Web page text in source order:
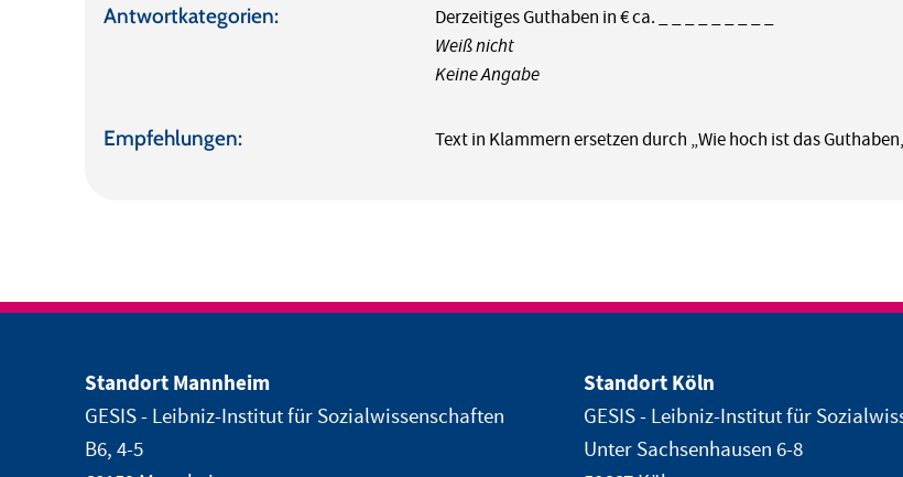
Antwortkategorien: Derzeitiges Guthaben in € ca. _ _ _ _ _ _ _ _ _
Weiß nicht
Keine Angabe
Empfehlungen: Text in Klammern ersetzen durch „Wie hoch ist das
Standort Mannheim
GESIS - Leibniz-Institut für Sozialwissenschaften
B6, 4-5
Standort Köln
GESIS - Leibniz-Institut für
Unter Sachsenhausen 6-8